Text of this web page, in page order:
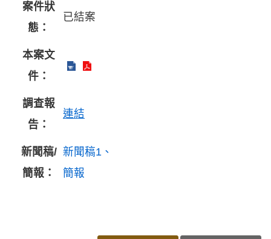
案件狀
態：
已結案
本案文
件：
調查報
告：
連結
新聞稿/
簡報：
新聞稿1
簡報